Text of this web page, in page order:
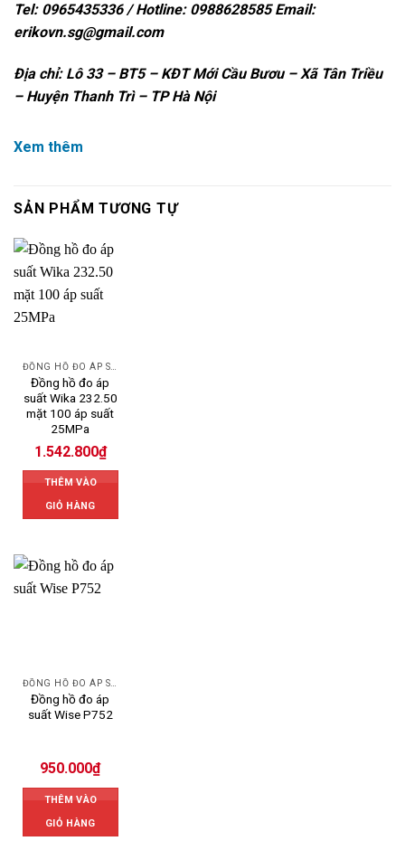
Tel: 0965435336 / Hotline: 0988628585 Email:
erikovn.sg@gmail.com
Địa chỉ: Lô 33 – BT5 – KĐT Mới Cầu Bươu – Xã Tân Triều
– Huyện Thanh Trì – TP Hà Nội
Xem thêm
SẢN PHẨM TƯƠNG TỰ
Đồng hồ đo áp
suất Wika 232.50
mặt 100 áp suất
25MPa
1.542.800₫
THÊM VÀO
GIỎ HÀNG
Đồng hồ đo áp
suất Wise P752
950.000₫
THÊM VÀO
GIỎ HÀNG